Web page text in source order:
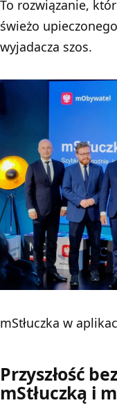
To rozwiązanie,
świeżo
wyjadacza szos.
mStłuczka w
Przyszłość
mStłuczką i